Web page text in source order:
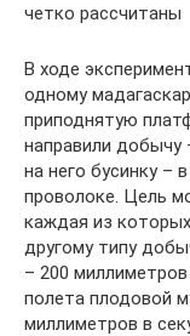
четко рассчитаны
В ходе
одному
приподнятую
направили добычу
на него бусинку –
проволоке. Цель
каждая из
другому типу
– 200
полета плодовой
миллиметров в